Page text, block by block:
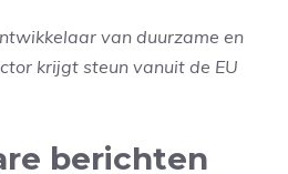
van duurzame en
krijgt steun vanuit de EU
berichten